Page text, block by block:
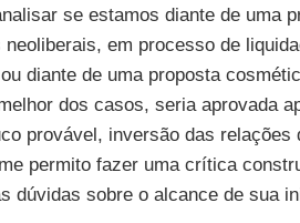
se estamos diante de uma
em processo de
diante de uma proposta
dos casos, seria aprovada
provável, inversão das relações
permito fazer uma crítica
dúvidas sobre o alcance de sua